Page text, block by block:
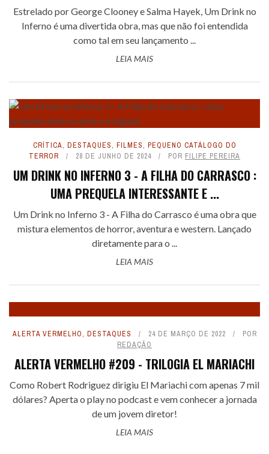
Estrelado por George Clooney e Salma Hayek, Um Drink no
Inferno é uma divertida obra, mas que não foi entendida
como tal em seu lançamento ...
LEIA MAIS
CRÍTICA, DESTAQUES, FILMES, PEQUENO CATÁLOGO DO
TERROR
28 DE JUNHO DE 2024 POR FILIPE PEREIRA
UM DRINK NO INFERNO 3 - A FILHA DO CARRASCO :
UMA PREQUELA INTERESSANTE E ...
Um Drink no Inferno 3 - A Filha do Carrasco é uma obra que
mistura elementos de horror, aventura e western. Lançado
diretamente para o ...
LEIA MAIS
ALERTA VERMELHO, DESTAQUES 24 DE MARÇO DE 2022
POR
REDAÇÃO
ALERTA VERMELHO #209 - TRILOGIA EL MARIACHI
Como Robert Rodriguez dirigiu El Mariachi com apenas 7 mil
dólares? Aperta o play no podcast e vem conhecer a jornada
de um jovem diretor!
LEIA MAIS